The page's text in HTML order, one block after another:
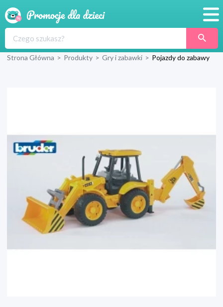
Produkty
Strona Główna > Produkty > Gry i zabawki > Pojazdy do zabawy